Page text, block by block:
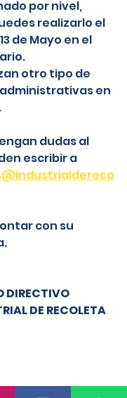
por nivel,
realizarlo el
de Mayo en el
otro tipo de
en
dudas al
escribir a
con su
DIRECTIVO
DE RECOLETA